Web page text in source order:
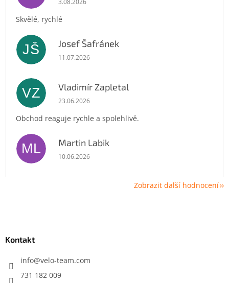
3.08.2026
Skvělé, rychlé
JŠ Josef Šafránek
Hodnocení obchodu je 5 z 5 hvězdiček.
11.07.2026
VZ Vladimír Zapletal
Hodnocení obchodu je 5 z 5 hvězdiček.
23.06.2026
Obchod reaguje rychle a spolehlivě.
ML Martin Labik
Hodnocení obchodu je 5 z 5 hvězdiček.
10.06.2026
Zobrazit další hodnocení
Kontakt
info@velo-team.com
731 182 009